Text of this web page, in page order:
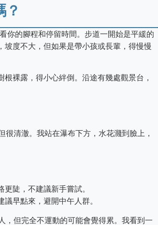
你的腳程和停留時間。步道一開始是平緩的
度不大，但如果是帶小孩或長輩，得慢慢
裸露，得小心絆倒。沿途有幾處觀景台，
清澈。我站在瀑布下方，水花濺到臉上，
陡，不建議新手嘗試。
早點來，避開中午人群。
，但完全不運動的可能會覺得累。我看到一